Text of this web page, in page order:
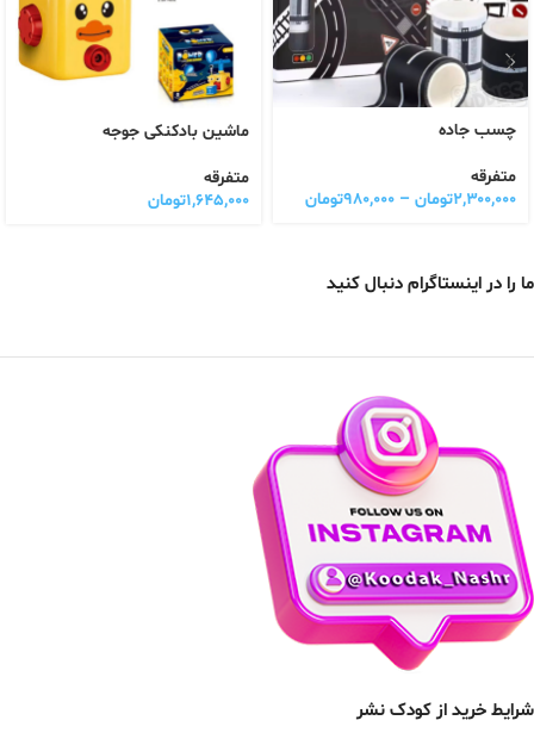
چسب جاده
متفرقه
۲,۳۰۰,۰۰۰تومان – ۹۸۰,۰۰۰تومان
ماشین بادکنکی جوجه
متفرقه
۱,۶۴۵,۰۰۰تومان
ما را در اینستاگرام دنبال کنید
شرایط خرید از کودک نشر